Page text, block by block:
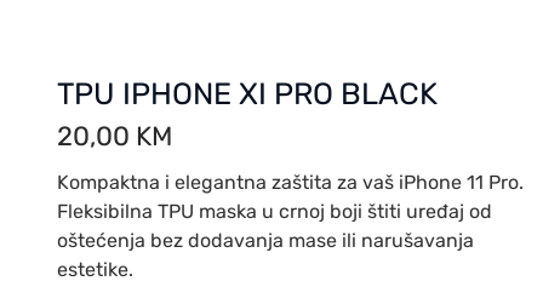
TPU IPHONE XI PRO BLACK
20,00 KM
Kompaktna i elegantna zaštita za vaš iPhone 11 Pro.
Fleksibilna TPU maska u crnoj boji štiti uređaj od
oštećenja bez dodavanja mase ili narušavanja
estetike.